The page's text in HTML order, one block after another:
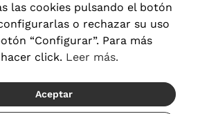
de privacidad|Términos y condiciones|
las cookies pulsando el botón
o rechazar su uso
“Configurar”. Para más
click. Leer más.
Aceptar